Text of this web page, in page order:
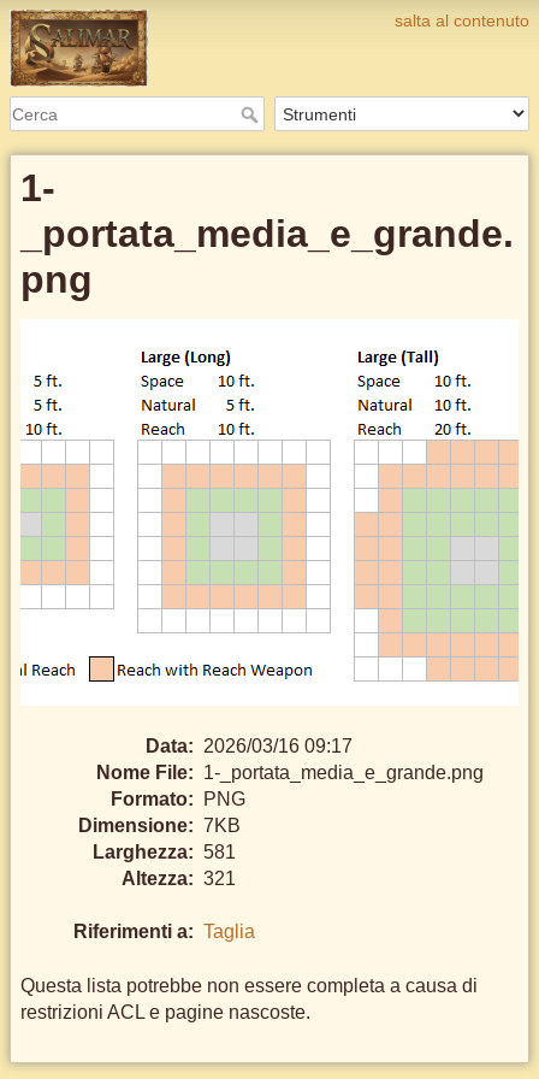
salta al contenuto
1-
_portata_media_e_grande.
png
Data: 2026/03/16 09:17
Nome File: 1-_portata_media_e_grande.png
Formato:
PNG
Dimensione: 7KB
Larghezza: 581
Altezza: 321
Riferimenti a: Taglia
Questa lista potrebbe non essere completa a causa di
restrizioni ACL e pagine nascoste.